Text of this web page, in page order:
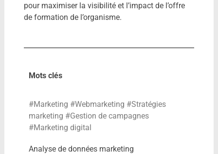
pour maximiser la visibilité et l’impact de l’offre
de formation de l’organisme.
Mots clés
#Marketing #Webmarketing #Stratégies
marketing #Gestion de campagnes
#Marketing digital
Analyse de données marketing